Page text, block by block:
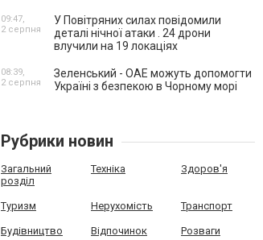
У Повітряних силах повідомили
деталі нічної атаки . 24 дрони
влучили на 19 локаціях
09:47,
2 серпня
Зеленський - ОАЕ можуть допомогти
Україні з безпекою в Чорному морі
08:39,
2 серпня
Рубрики новин
Загальний
розділ
Техніка Здоров'я
Туризм Нерухомість Транспорт
Будівництво Відпочинок Розваги